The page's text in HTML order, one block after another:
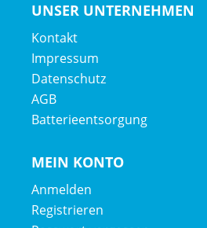
Räder: Bontrager Kovee,
Ready, 28-Loch, 23 mm
Shimano TC500, Aluminium,
Scheibenaufnahme, 110 x 15 mm
Shimano TC500, Aluminium,
Scheibenaufnahme, 148 x 12 mm
UNSER UNTERNEHMEN
Kontakt
Impressum
Datenschutz
AGB
Batterieentsorgung
MEIN KONTO
Anmelden
Registrieren